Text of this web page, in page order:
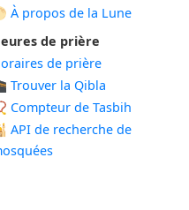
À propos de la Lune
de prière
de prière
Trouver la Qibla
Compteur de Tasbih
API de recherche de